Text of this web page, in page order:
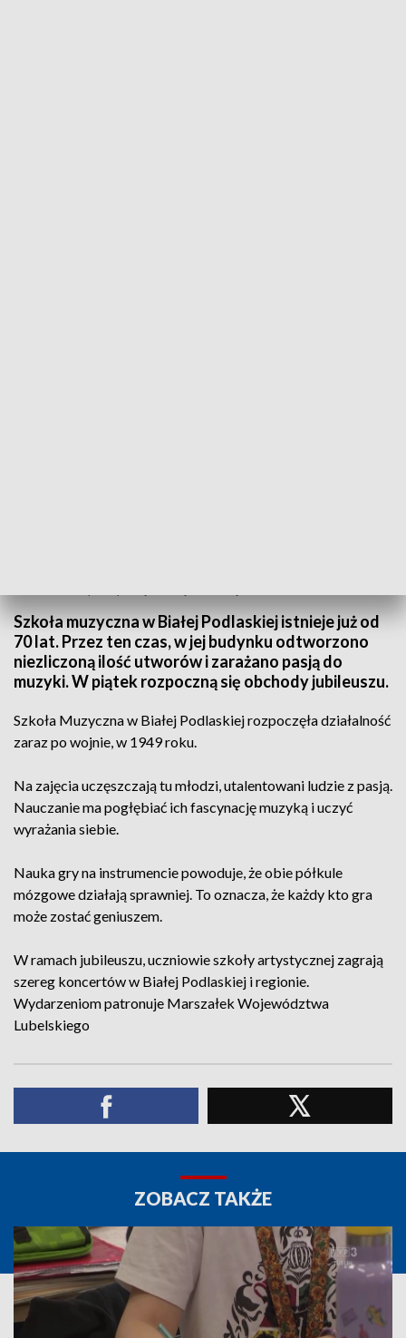
Szkoła muzyczna w Białej Podlaskiej istnieje już od
70 lat. Przez ten czas, w jej budynku odtworzono
niezliczoną ilość utworów i zarażano pasją do
muzyki. W piątek rozpoczną się obchody jubileuszu.
Szkoła Muzyczna w Białej Podlaskiej rozpoczęła działalność
zaraz po wojnie, w 1949 roku.
Na zajęcia uczęszczają tu młodzi, utalentowani ludzie z pasją.
Nauczanie ma pogłębiać ich fascynację muzyką i uczyć
wyrażania siebie.
Nauka gry na instrumencie powoduje, że obie półkule
mózgowe działają sprawniej. To oznacza, że każdy kto gra
może zostać geniuszem.
W ramach jubileuszu, uczniowie szkoły artystycznej zagrają
szereg koncertów w Białej Podlaskiej i regionie.
Wydarzeniom patronuje Marszałek Województwa
Lubelskiego
ZOBACZ TAKŻE